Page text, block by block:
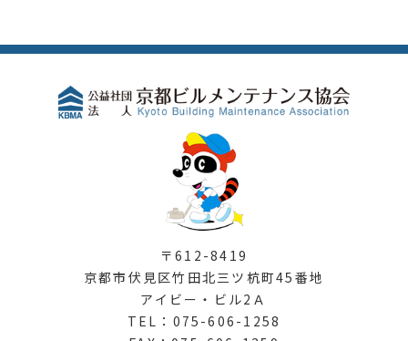
〒612-8419
京都市伏見区竹田北三ツ杭町45番地
アイビー・ビル2Ａ
TEL：075-606-1258